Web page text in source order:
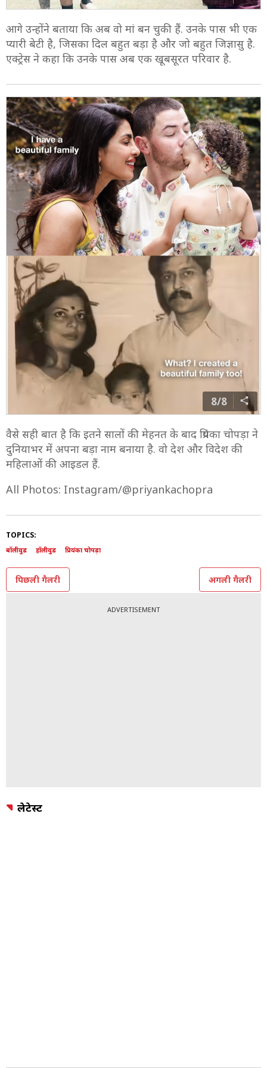
आगे उन्होंने बताया कि अब वो मां बन चुकी हैं. उनके पास भी एक
प्यारी बेटी है, जिसका दिल बहुत बड़ा है और जो बहुत जिज्ञासु है.
एक्ट्रेस ने कहा कि उनके पास अब एक खूबसूरत परिवार है.
8/8
वैसे सही बात है कि इतने सालों की मेहनत के बाद प्रियंका चोपड़ा ने
दुनियाभर में अपना बड़ा नाम बनाया है. वो देश और विदेश की
महिलाओं की आइडल हैं.
All Photos: Instagram/@priyankachopra
TOPICS:
बॉलीवुड हॉलीवुड प्रियंका चोपड़ा
पिछली गैलरी अगली गैलरी
ADVERTISEMENT
लेटेस्ट